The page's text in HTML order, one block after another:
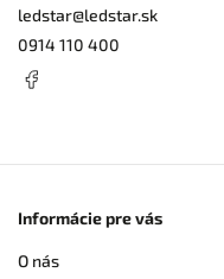
ledstar@ledstar.sk
0914 110 400
Informácie pre vás
O nás